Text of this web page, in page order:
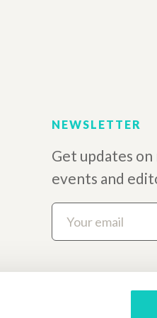
NEWSLETTER
Get updates on
events and